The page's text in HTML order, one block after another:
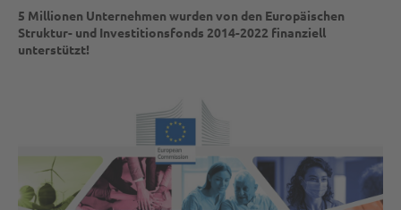
5 Millionen Unternehmen wurden von den Europäischen
Struktur- und Investitionsfonds 2014-2022 finanziell
unterstützt!